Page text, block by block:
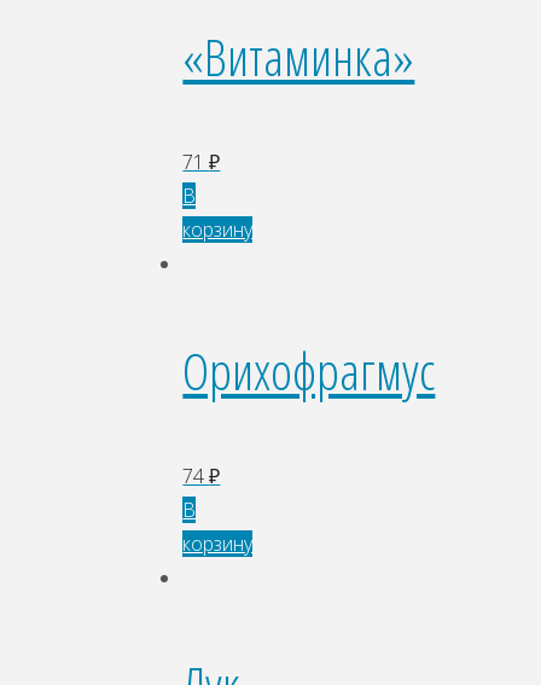
«Витаминка»
71₽
В
корзину
Орихофрагмус
74₽
В
корзину